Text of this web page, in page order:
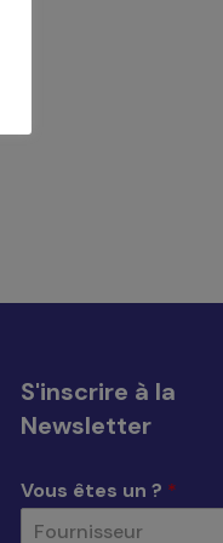
S'inscrire à la
Newsletter
Vous êtes un ? *
Fournisseur